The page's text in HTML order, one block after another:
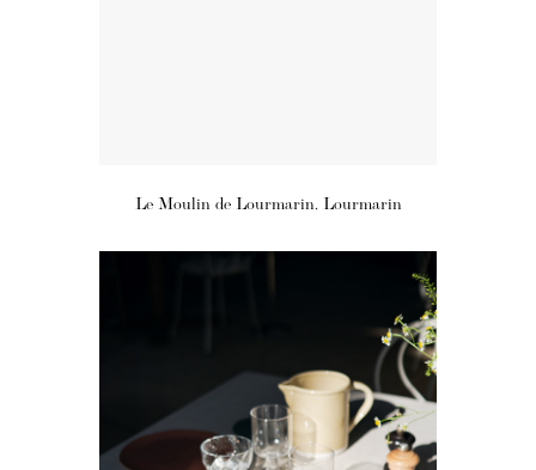
Le Moulin de Lourmarin, Lourmarin